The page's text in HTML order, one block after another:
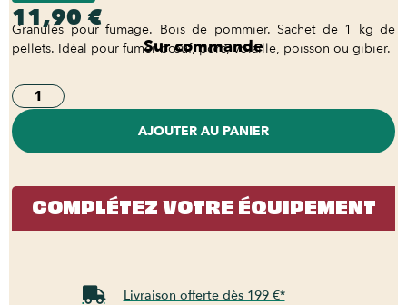
11,90 €
Granulés pour fumage. Bois de pommier. Sachet de 1 kg de
pellets. Idéal pour fumer bœuf, porc, volaille, poisson ou gibier.
Sur commande
AJOUTER AU PANIER
COMPLÉTEZ VOTRE ÉQUIPEMENT
Livraison offerte dès 199 €*